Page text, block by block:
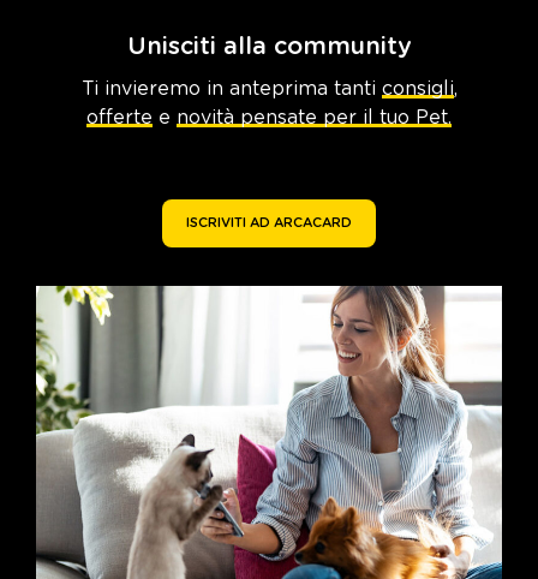
Unisciti alla community
Ti invieremo in anteprima tanti consigli,
offerte e novità pensate per il tuo Pet.
ISCRIVITI AD ARCACARD